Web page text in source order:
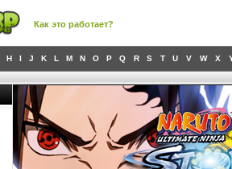
Как это работает?
H I J K L M N O P Q R S T U V W X